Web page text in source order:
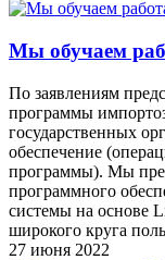
Мы обучаем
По заявлениям
программы
государственных
обеспечение
программы). Мы
программного
системы на основе
широкого круга
27 июня 2022